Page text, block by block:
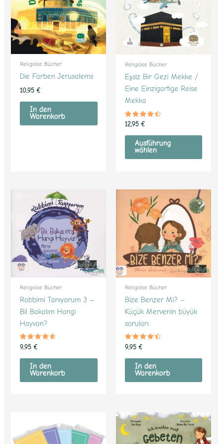
Religiöse Bücher
Die Farben Jerusalems
10,95 €
In den
Warenkorb
Religiöse Bücher
Eşsiz Bir Gezi Mekke /
Eine Einzigartige Reise
Mekka
Bewertet
mit
4.30
von 5
12,95 €
Ausführung
wählen
Religiöse Bücher
Rabbimi Tanıyorum 3 –
Bil Bakalım Hangi
Hayvan?
Bewertet
mit
4.41
von 5
9,95 €
In den
Warenkorb
Religiöse Bücher
Bize Benzer Mi? –
Küçük Mervenin büyük
soruları
Bewertet
mit
4.32
von 5
9,95 €
In den
Warenkorb
Dieses
Produkt
weist